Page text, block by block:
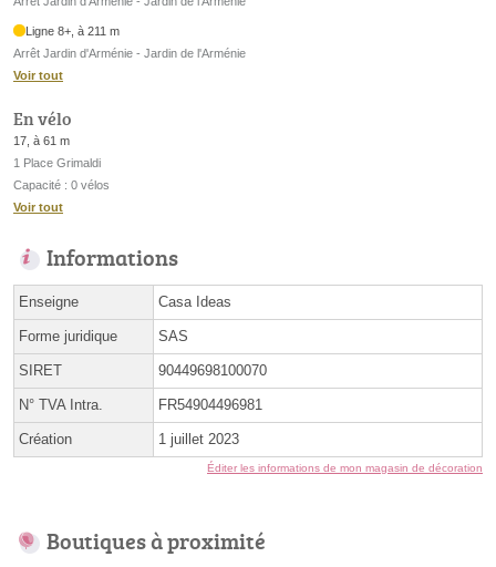
Ligne 8+, à 211 m
Arrêt Jardin d'Arménie - Jardin de l'Arménie
Voir tout
En vélo
17, à 61 m
1 Place Grimaldi
Capacité : 0 vélos
Voir tout
Informations
Enseigne Casa Ideas
Forme juridique SAS
SIRET 90449698100070
N° TVA Intra. FR54904496981
Création 1 juillet 2023
Éditer les informations de mon magasin de décoration
Boutiques à proximité